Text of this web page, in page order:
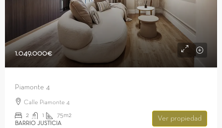
1.049.000€
Piamonte 4
Calle Piamonte 4
2 1 75m2
BARRIO JUSTICIA
Ver propiedad